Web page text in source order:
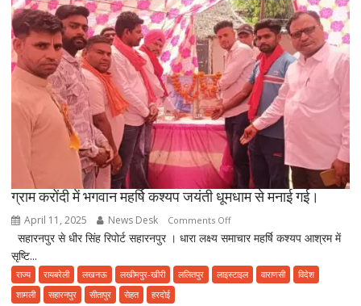
मनरेगा
में
लगा
रही
फ़र्ज़ी
हाजिरी
ग्राम करोंदी में भगवान महर्षि कश्यप जयंती धूमधाम से मनाई गई।
April 11, 2025 News Desk Comments Offon
ग्राम
में
सहारनपुर से धीर सिंह रिपोर्ट सहारनपुर । धारा लक्ष्य समाचार महर्षि कश्यप आश्रम में
सृष्टि...
राज्य रायबरेली लखनऊ लखीमपुर-खीरी ललितपुर लाइस्टाइल वाराणसी
विदेश
शामली
सहारनपुर सीतापुर सेहत हरदोई